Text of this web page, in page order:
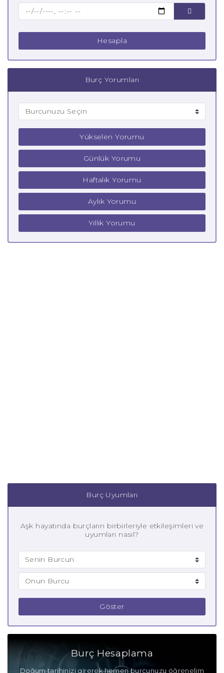
Hesapla
Burç Yorumları
Yükselen Yorumu
Günlük Yorumu
Haftalık Yorumu
Aylık Yorumu
Yıllık Yorumu
Burç Uyumları
Aşk hayatında burçların birbirleriyle etkileşimleri ve
uyumları nasıl?
Göster
Burç Hesaplama
Doğum tarihinizi girerek hemen burcunuzu öğrenelim